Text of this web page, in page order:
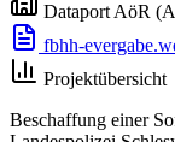
Dataport AöR
fbhh-
Projektübersicht
Beschaffung einer